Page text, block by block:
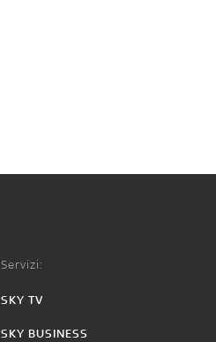
Servizi:
SKY TV
SKY BUSINESS